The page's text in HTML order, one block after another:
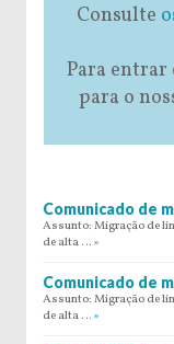
Consulte
Para entrar
para o
Comunicado de
Assunto: Migração de
de alta … »
Comunicado de
Assunto: Migração de
de alta … »